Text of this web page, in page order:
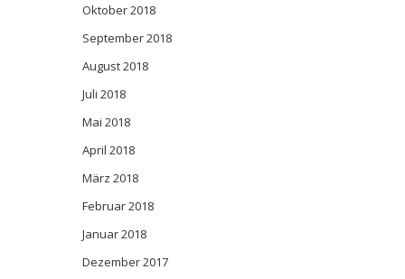
Oktober 2018
September 2018
August 2018
Juli 2018
Mai 2018
April 2018
März 2018
Februar 2018
Januar 2018
Dezember 2017